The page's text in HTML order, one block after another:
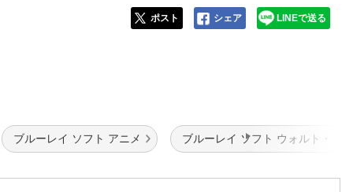
ポスト シェア LINEで送る
ブルーレイ ソフト アニメ ブルーレイ ソフト ウォルト・デ